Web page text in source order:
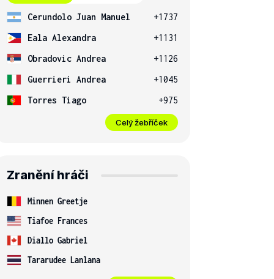
Cerundolo Juan Manuel
+1737
Eala Alexandra
+1131
Obradovic Andrea
+1126
Guerrieri Andrea
+1045
Torres Tiago
+975
Celý žebříček
Zranění hráči
Minnen Greetje
Tiafoe Frances
Diallo Gabriel
Tararudee Lanlana